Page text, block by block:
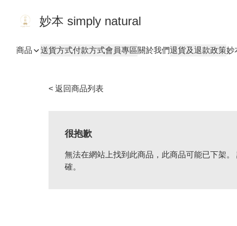
妙本 simply natural
商品 送貨方式付款方式會員專區關於我們退貨及退款政策妙
< 返回商品列表
很抱歉
無法在網站上找到此商品，此商品可能已下架
確。